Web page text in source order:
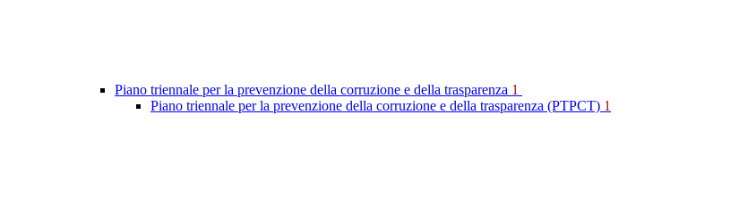
Piano triennale per la prevenzione della corruzione e della trasparenza 1
Piano triennale per la prevenzione della corruzione e della trasparenza (PTPCT) 1